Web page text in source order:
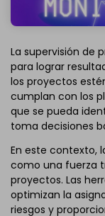
La supervisión de
para lograr
los proyectos
cumplan con los
que se pueda
toma decisiones
En este contexto,
como una fuerza
proyectos. Las
optimizan la
riesgos y